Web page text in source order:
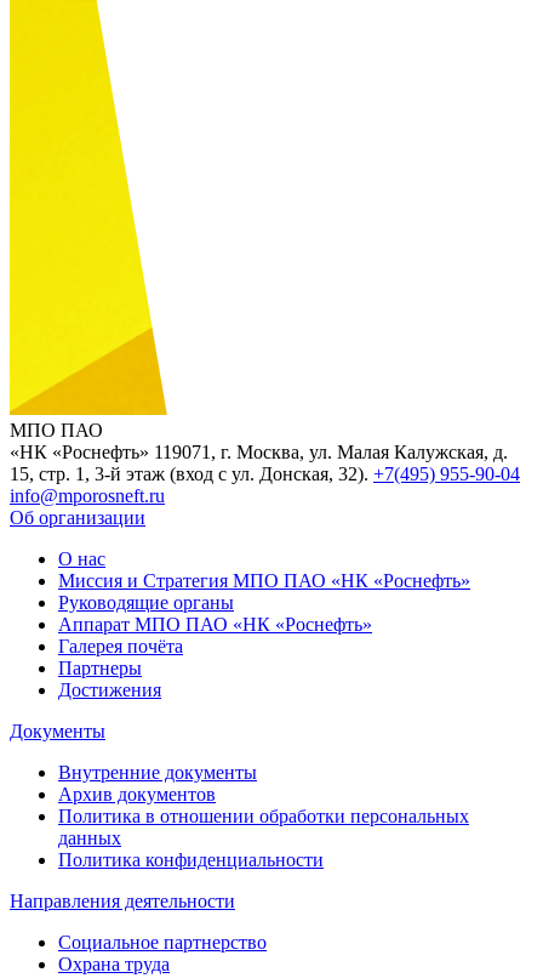
МПО ПАО
«НК «Роснефть» 119071, г. Москва, ул. Малая Калужская, д.
15, стр. 1, 3-й этаж (вход с ул. Донская, 32). +7(495) 955-90-04
info@mporosneft.ru
Об организации
О нас
Миссия и Стратегия МПО ПАО «НК «Роснефть»
Руководящие органы
Аппарат МПО ПАО «НК «Роснефть»
Галерея почёта
Партнеры
Достижения
Документы
Внутренние документы
Архив документов
Политика в отношении обработки персональных
данных
Политика конфиденциальности
Направления деятельности
Социальное партнерство
Охрана труда